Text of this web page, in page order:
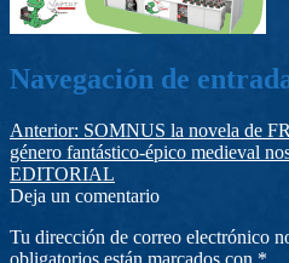
Navegación de
Anterior: SOMNUS la novela de
género fantástico-épico medieval
EDITORIAL
Deja un comentario
Tu dirección de correo electrónico
obligatorios están marcados con *